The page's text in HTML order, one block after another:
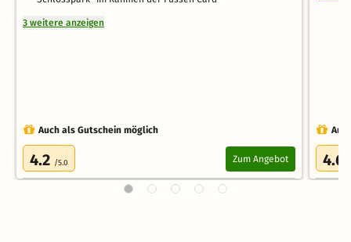
3 weitere anzeigen
Auch als Gutschein möglich
4.2 /5.0 Zum Angebot 4.6